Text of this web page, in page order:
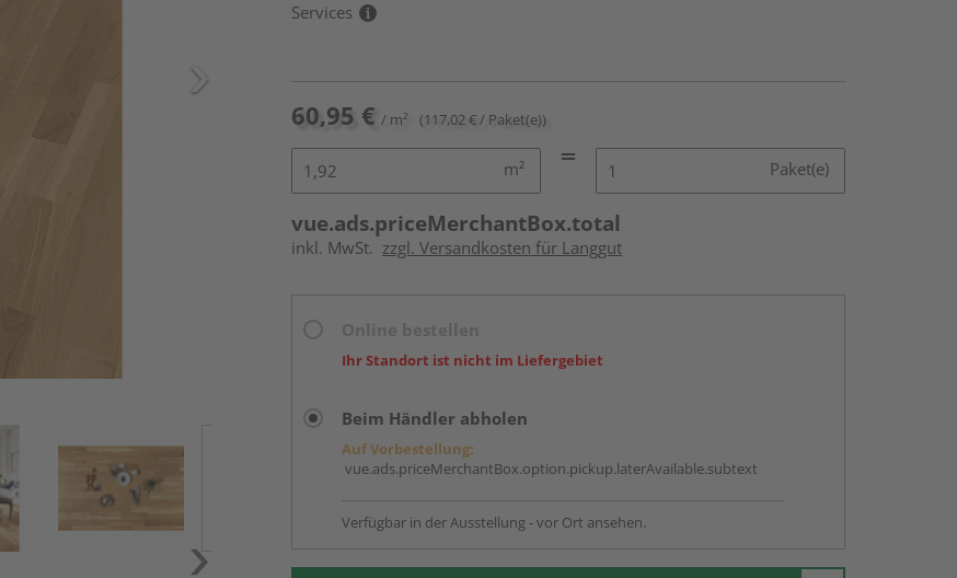
Services
60,95 € / m² (117,02 € / Paket(e))
m² Paket(e)
vue.ads.priceMerchantBox.total
inkl. MwSt. zzgl. Versandkosten für Langgut
Ihr Standort ist nicht im Liefergebiet
Beim Händler abholen
Auf Vorbestellung:
vue.ads.priceMerchantBox.option.pickup.laterAvailable.subtext
Verfügbar in der Ausstellung - vor Ort ansehen.